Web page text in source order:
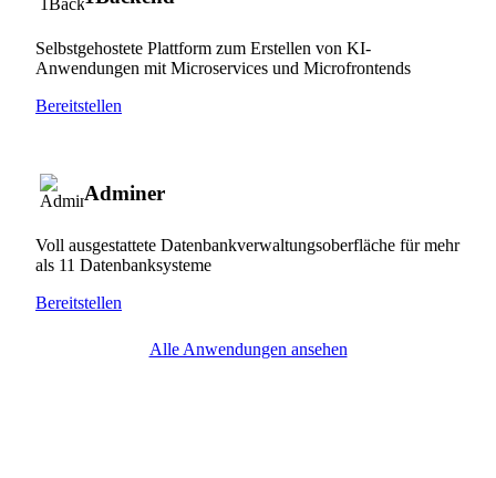
Selbstgehostete Plattform zum Erstellen von KI-
Anwendungen mit Microservices und Microfrontends
Bereitstellen
Adminer
Voll ausgestattete Datenbankverwaltungsoberfläche für mehr
als 11 Datenbanksysteme
Bereitstellen
Alle Anwendungen ansehen